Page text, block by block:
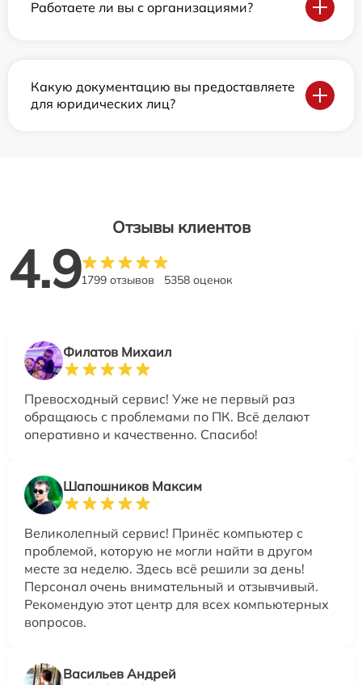
Работаете ли вы с организациями?
Какую документацию вы предоставляете
для юридических лиц?
Отзывы клиентов
4.91799 отзывов 5358 оценок
Филатов Михаил
Превосходный сервис! Уже не первый раз
обращаюсь с проблемами по ПК. Всё делают
оперативно и качественно. Спасибо!
Шапошников Максим
Великолепный сервис! Принёс компьютер с
проблемой, которую не могли найти в другом
месте за неделю. Здесь всё решили за день!
Персонал очень внимательный и отзывчивый.
Рекомендую этот центр для всех компьютерных
вопросов.
Васильев Андрей